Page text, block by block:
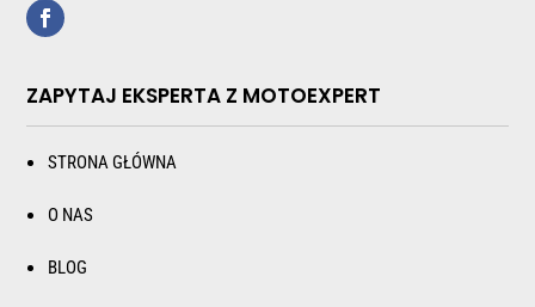
ZAPYTAJ EKSPERTA Z MOTOEXPERT
STRONA GŁÓWNA
O NAS
BLOG